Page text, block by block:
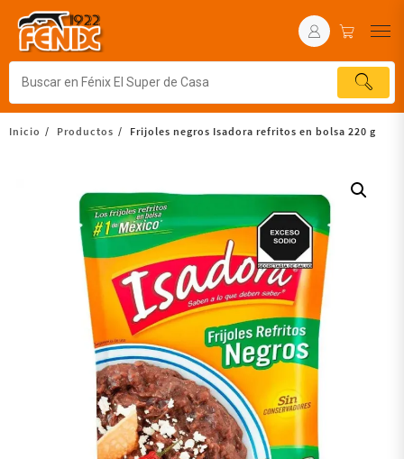
Inicio Productos Frijoles negros Isadora refritos en bolsa 220 g